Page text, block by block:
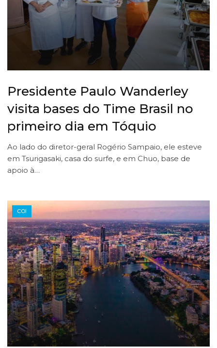
Presidente Paulo Wanderley
visita bases do Time Brasil no
primeiro dia em Tóquio
Ao lado do diretor-geral Rogério Sampaio, ele esteve
em Tsurigasaki, casa do surfe, e em Chuo, base de
apoio à…
COI